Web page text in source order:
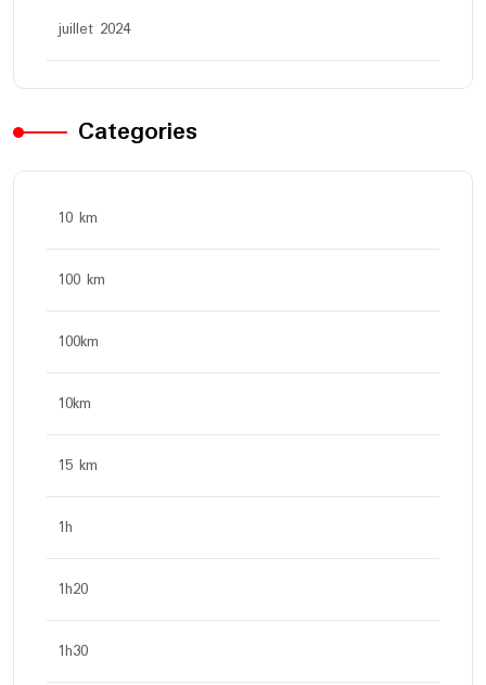
juillet 2024
Categories
10 km
100 km
100km
10km
15 km
1h
1h20
1h30